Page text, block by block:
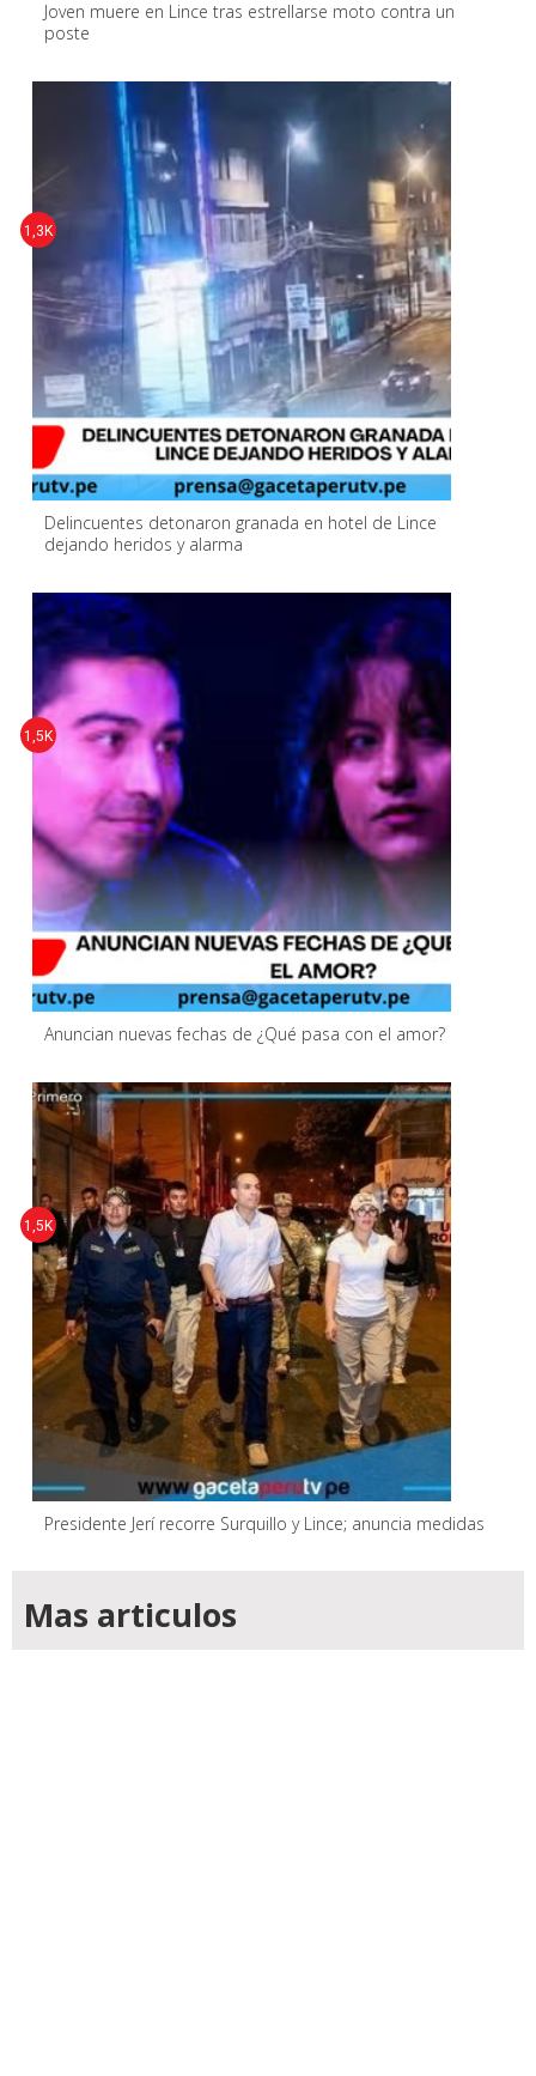
Joven muere en Lince tras estrellarse moto contra un
poste
Delincuentes detonaron granada en hotel de Lince
dejando heridos y alarma
1,3K
Anuncian nuevas fechas de ¿Qué pasa con el amor?
1,5K
Presidente Jerí recorre Surquillo y Lince; anuncia medidas
1,5K
Mas articulos